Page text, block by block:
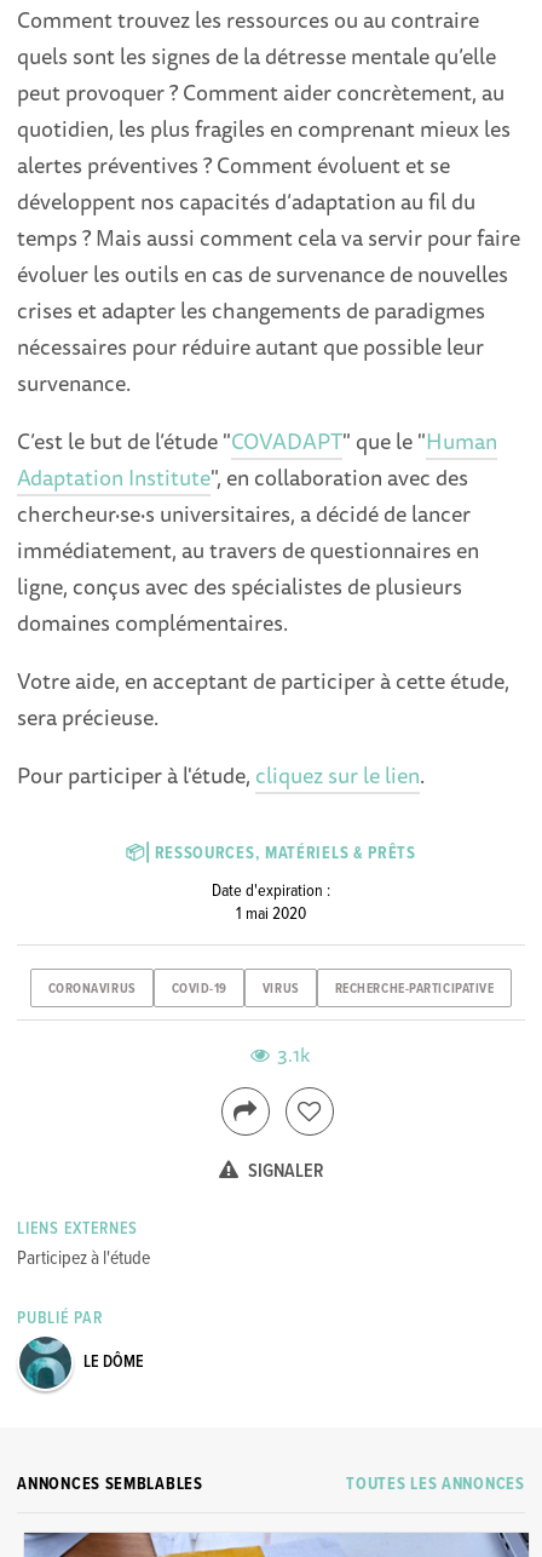
Comment trouvez les ressources ou au contraire
quels sont les signes de la détresse mentale qu’elle
peut provoquer ? Comment aider concrètement, au
quotidien, les plus fragiles en comprenant mieux les
alertes préventives ? Comment évoluent et se
développent nos capacités d’adaptation au fil du
temps ? Mais aussi comment cela va servir pour faire
évoluer les outils en cas de survenance de nouvelles
crises et adapter les changements de paradigmes
nécessaires pour réduire autant que possible leur
survenance.
C’est le but de l’étude "COVADAPT" que le "Human
Adaptation Institute", en collaboration avec des
chercheur·se·s universitaires, a décidé de lancer
immédiatement, au travers de questionnaires en
ligne, conçus avec des spécialistes de plusieurs
domaines complémentaires.
Votre aide, en acceptant de participer à cette étude,
sera précieuse.
Pour participer à l'étude, cliquez sur le lien.
📦⎜RESSOURCES, MATÉRIELS & PRÊTS
Date d'expiration :
1 mai 2020
CORONAVIRUS COVID-19 VIRUS RECHERCHE-PARTICIPATIVE
3.1k
SIGNALER
LIENS EXTERNES
Participez à l'étude
PUBLIÉ PAR
LE DÔME
TOUTES LES ANNONCES
ANNONCES SEMBLABLES